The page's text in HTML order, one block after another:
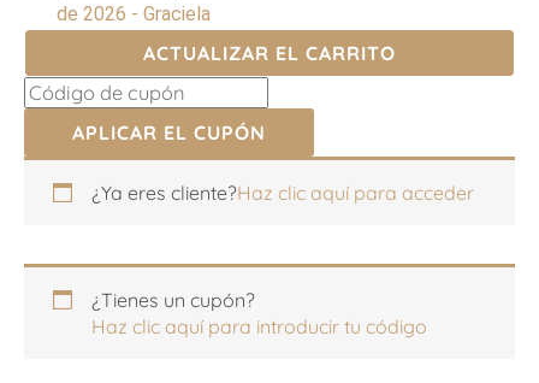
de 2026 - Graciela
ACTUALIZAR EL CARRITO
APLICAR EL CUPÓN
¿Ya eres cliente?Haz clic aquí para acceder
¿Tienes un cupón?
Haz clic aquí para introducir tu código
habitación,